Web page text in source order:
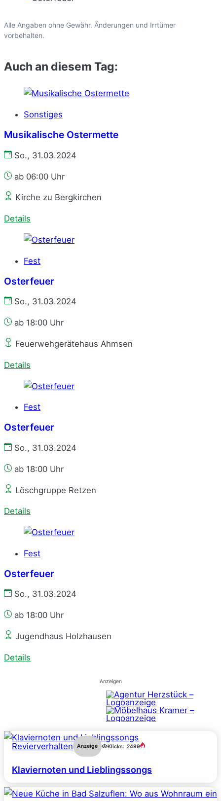
Alle Angaben ohne Gewähr. Änderungen und Irrtümer
vorbehalten.
Auch an diesem Tag:
Sonstiges
Musikalische Ostermette
So., 31.03.2024
ab 06:00 Uhr
Kirche zu Bergkirchen
Details
Fest
Osterfeuer
So., 31.03.2024
ab 18:00 Uhr
Feuerwehgerätehaus Ahmsen
Details
Fest
Osterfeuer
So., 31.03.2024
ab 18:00 Uhr
Löschgruppe Retzen
Details
Fest
Osterfeuer
So., 31.03.2024
ab 18:00 Uhr
Jugendhaus Holzhausen
Details
Anzeigen
Revierverhalten Anzeige Klicks: 2499
Klaviernoten und Lieblingssongs